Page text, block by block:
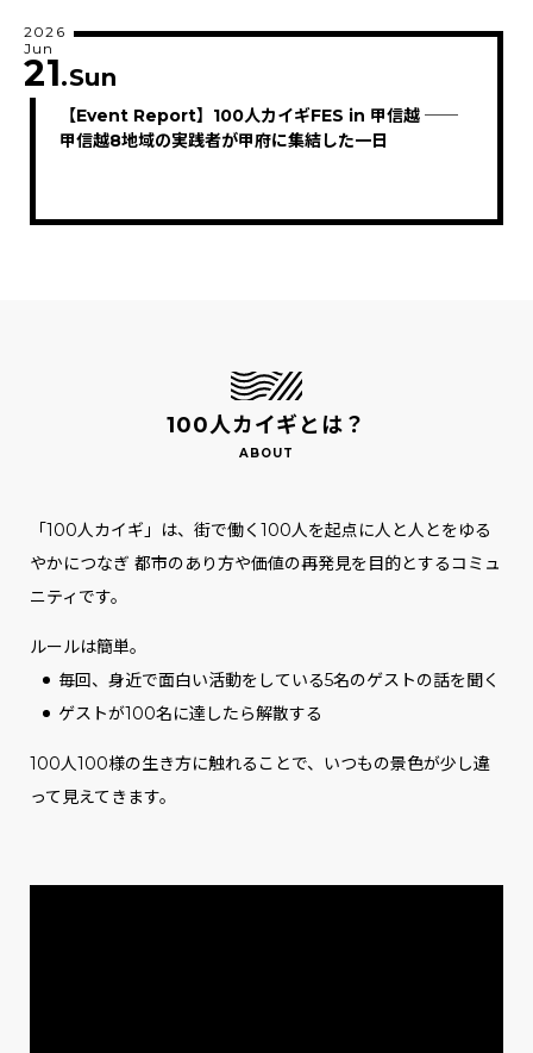
【Event Report】100人カイギFES in 甲信越 ──
甲信越8地域の実践者が甲府に集結した一日
2026
Jun
21.Sun
100人カイギとは？
「100人カイギ」は、街で働く100人を起点に人と人とをゆる
やかにつなぎ 都市のあり方や価値の再発見を目的とするコミュ
ニティです。
ルールは簡単。
毎回、身近で面白い活動をしている5名のゲストの話を聞く
ゲストが100名に達したら解散する
100人100様の生き方に触れることで、いつもの景色が少し違
って見えてきます。